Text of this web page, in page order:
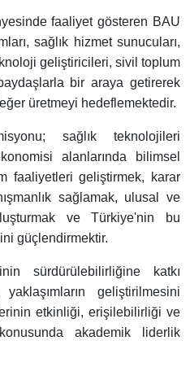
faaliyet gösteren BAU
sağlık hizmet sunucuları,
geliştiricileri, sivil toplum
bir araya getirerek
üretmeyi hedeflemektedir.
sağlık teknolojileri
alanlarında bilimsel
faaliyetleri geliştirmek, karar
sağlamak, ulusal ve
ve Türkiye'nin bu
güçlendirmektir.
sürdürülebilirliğine katkı
geliştirilmesini
etkinliği, erişilebilirliği ve
akademik liderlik